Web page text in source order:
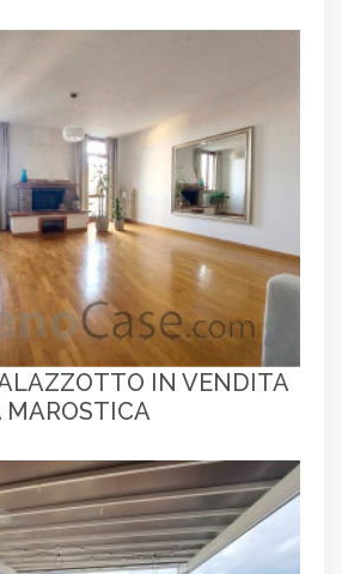
IN VENDITA
MAROSTICA